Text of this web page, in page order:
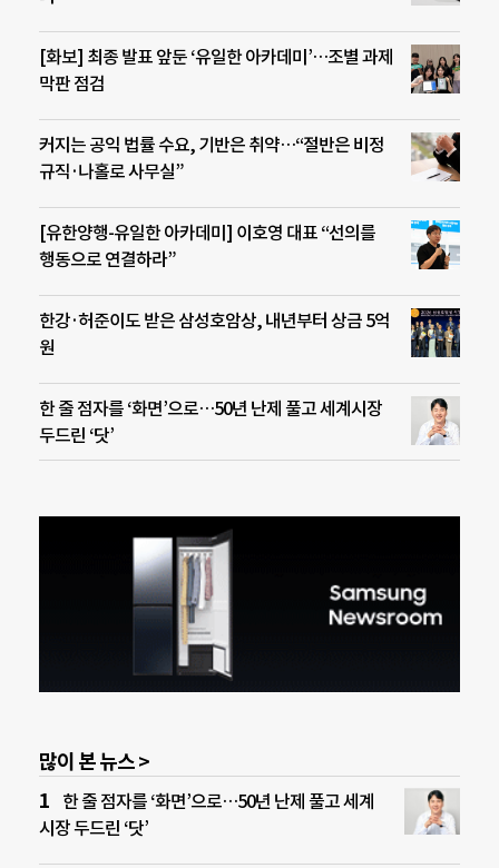
[화보] 최종 발표 앞둔 ‘유일한 아카데미’…조별 과제
막판 점검
커지는 공익 법률 수요, 기반은 취약…“절반은 비정
규직·나홀로 사무실”
[유한양행-유일한 아카데미] 이호영 대표 “선의를
행동으로 연결하라”
한강·허준이도 받은 삼성호암상, 내년부터 상금 5억
원
한 줄 점자를 ‘화면’으로…50년 난제 풀고 세계시장
두드린 ‘닷’
많이 본 뉴스 >
한 줄 점자를 ‘화면’으로…50년 난제 풀고 세계
시장 두드린 ‘닷’